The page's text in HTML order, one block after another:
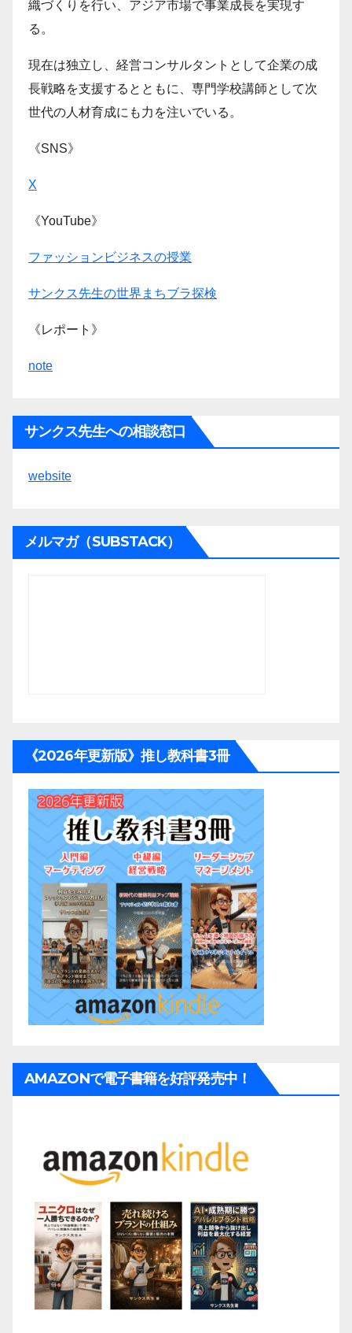
織づくりを行い、アジア市場で事業成長を実現す
る。
現在は独立し、経営コンサルタントとして企業の成
長戦略を支援するとともに、専門学校講師として次
世代の人材育成にも力を注いでいる。
《SNS》
X
《YouTube》
ファッションビジネスの授業
サンクス先生の世界まちブラ探検
《レポート》
note
サンクス先生への相談窓口
website
メルマガ（SUBSTACK）
《2026年更新版》推し教科書3冊
AMAZONで電子書籍を好評発売中！